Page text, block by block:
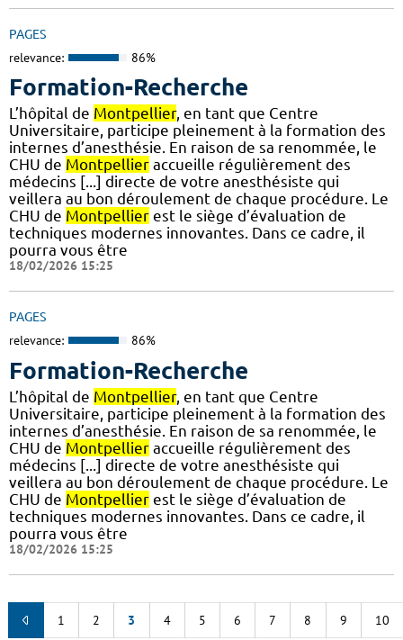
PAGES
relevance: 86%
Formation-Recherche
L’hôpital de Montpellier, en tant que Centre
Universitaire, participe pleinement à la formation des
internes d’anesthésie. En raison de sa renommée, le
CHU de Montpellier accueille régulièrement des
médecins [...] directe de votre anesthésiste qui
veillera au bon déroulement de chaque procédure. Le
CHU de Montpellier est le siège d’évaluation de
techniques modernes innovantes. Dans ce cadre, il
pourra vous être
18/02/2026 15:25
PAGES
relevance: 86%
Formation-Recherche
L’hôpital de Montpellier, en tant que Centre
Universitaire, participe pleinement à la formation des
internes d’anesthésie. En raison de sa renommée, le
CHU de Montpellier accueille régulièrement des
médecins [...] directe de votre anesthésiste qui
veillera au bon déroulement de chaque procédure. Le
CHU de Montpellier est le siège d’évaluation de
techniques modernes innovantes. Dans ce cadre, il
pourra vous être
18/02/2026 15:25
1 2 3 4 5 6 7 8 9 10